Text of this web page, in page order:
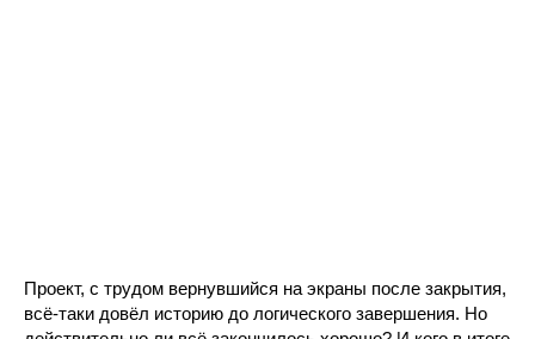
Проект, с трудом вернувшийся на экраны после закрытия,
всё-таки довёл историю до логического завершения. Но